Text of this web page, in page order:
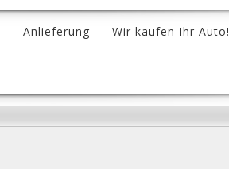
Anlieferung Wir kaufen Ihr Auto!